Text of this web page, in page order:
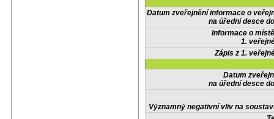
Datum zveřejnění informace o
na úřední desce
Informace o
1.
Zápis z 1.
Datum
na úřední desce
Významný negativní vliv na